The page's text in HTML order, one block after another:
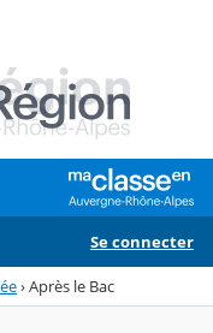
Se connecter
›Après le Bac